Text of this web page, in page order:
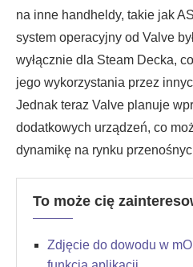
na inne handheldy, takie jak
system operacyjny od Valve
wyłącznie dla Steam Decka,
jego wykorzystania przez
Jednak teraz Valve planuje
dodatkowych urządzeń, co
dynamikę na rynku
To może cię
Zdjęcie do dowodu w